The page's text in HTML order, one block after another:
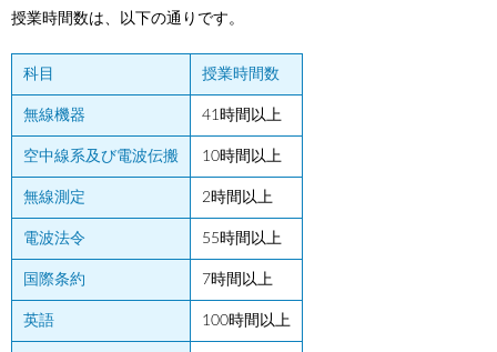
授業時間数は、以下の通りです。
科目 授業時間数
無線機器 41時間以上
空中線系及び電波伝搬 10時間以上
無線測定 2時間以上
電波法令 55時間以上
国際条約 7時間以上
英語 100時間以上